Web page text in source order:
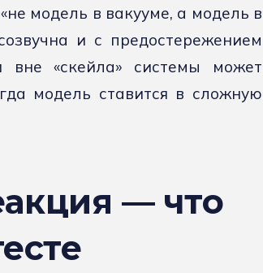
модель в вакууме, а модель в
и с предостережением
«скейла» системы может
модель ставится в сложную
— что